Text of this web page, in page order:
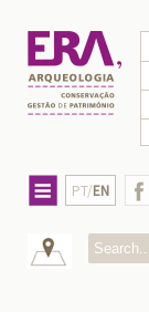
PT/EN